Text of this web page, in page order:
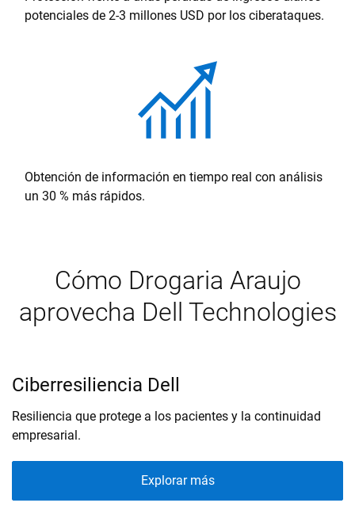
potenciales de 2-3 millones USD por los ciberataques.
Obtención de información en tiempo real con análisis
un 30 % más rápidos.
Cómo Drogaria Araujo
aprovecha Dell Technologies
Ciberresiliencia Dell
Resiliencia que protege a los pacientes y la continuidad
empresarial.
Explorar más